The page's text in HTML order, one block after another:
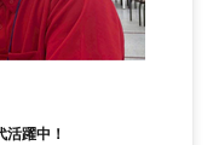
躍中！